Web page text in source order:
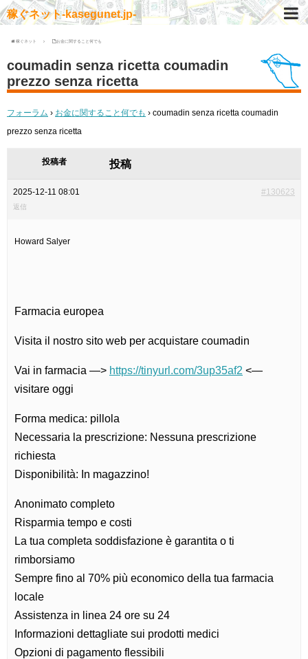
稼ぐネット-kasegunet.jp-
稼ぐネット お金に関すること何でも
coumadin senza ricetta coumadin
prezzo senza ricetta
フォーラム › お金に関すること何でも › coumadin senza ricetta coumadin
prezzo senza ricetta
投稿者 投稿
2025-12-11 08:01 #130623
返信
Howard Salyer
Farmacia europea
Visita il nostro sito web per acquistare coumadin
Vai in farmacia —> https://tinyurl.com/3up35af2 <—
visitare oggi
Forma medica: pillola
Necessaria la prescrizione: Nessuna prescrizione
richiesta
Disponibilità: In magazzino!
Anonimato completo
Risparmia tempo e costi
La tua completa soddisfazione è garantita o ti
rimborsiamo
Sempre fino al 70% più economico della tua farmacia
locale
Assistenza in linea 24 ore su 24
Informazioni dettagliate sui prodotti medici
Opzioni di pagamento flessibili